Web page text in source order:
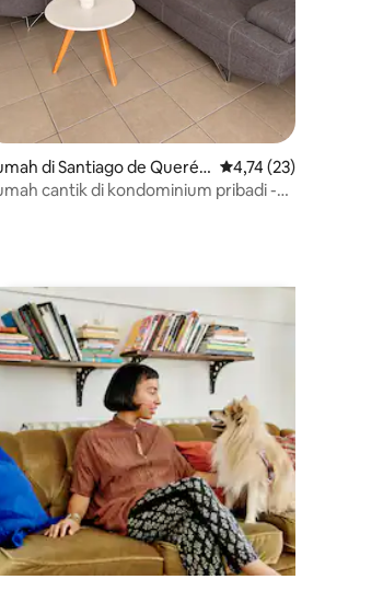
dari 5, 50 ulasan
di Santiago de Querét
Nilai rata-rata 4,74
4,74 (23)
cantik di kondominium pribadi -
ada hewan peliharaan-